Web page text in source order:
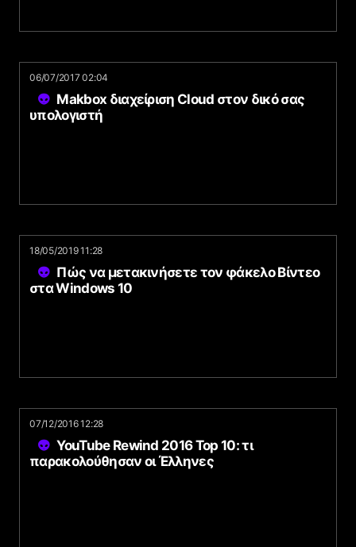
06/07/2017 02:04
Makbox διαχείριση Cloud στον δικό σας
υπολογιστή
18/05/2019 11:28
Πώς να μετακινήσετε τον φάκελο Βίντεο
στα Windows 10
07/12/2016 12:28
YouTube Rewind 2016 Top 10: τι
παρακολούθησαν οι Έλληνες